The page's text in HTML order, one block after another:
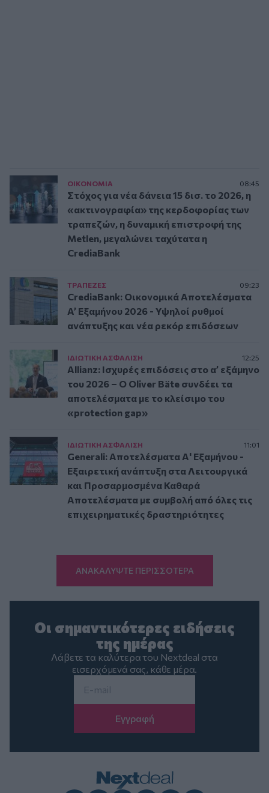
ΟΙΚΟΝΟΜΙΑ 08:45
Στόχος για νέα δάνεια 15 δισ. το 2026, η
«ακτινογραφία» της κερδοφορίας των
τραπεζών, η δυναμική επιστροφή της
Metlen, μεγαλώνει ταχύτατα η
CrediaBank
ΤΡAΠΕΖΕΣ 09:23
CrediaBank: Οικονομικά Αποτελέσματα
A’ Εξαμήνου 2026 - Υψηλοί ρυθμοί
ανάπτυξης και νέα ρεκόρ επιδόσεων
ΙΔΙΩΤΙΚΗ ΑΣΦAΛΙΣΗ 12:25
Allianz: Ισχυρές επιδόσεις στο α’ εξάμηνο
του 2026 – Ο Oliver Bäte συνδέει τα
αποτελέσματα με το κλείσιμο του
«protection gap»
ΙΔΙΩΤΙΚΗ ΑΣΦAΛΙΣΗ 11:01
Generali: Αποτελέσματα Α' Εξαμήνου -
Εξαιρετική ανάπτυξη στα Λειτουργικά
και Προσαρμοσμένα Καθαρά
Αποτελέσματα με συμβολή από όλες τις
επιχειρηματικές δραστηριότητες
ΑΝΑΚΑΛΥΨΤΕ ΠΕΡΙΣΣΟΤΕΡΑ
Οι σημαντικότερες ειδήσεις
της ημέρας
Λάβετε τα καλύτερα του Nextdeal στα
εισερχόμενά σας, κάθε μέρα.